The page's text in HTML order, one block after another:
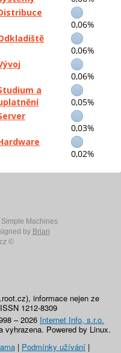
0,06%
0,06%
0,06%
a
0,05%
0,03%
0,02%
Simple Machines
by Brian
©
informace nejen ze
1212-8309
– 2026 Internet Info, s.r.o.
vyhrazena. Powered by Linux.
| Podmínky užívání |